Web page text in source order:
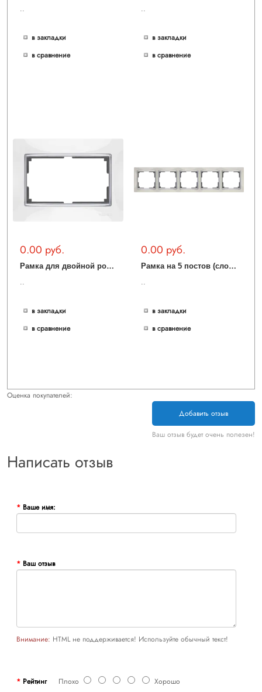
..
в закладки
в сравнение
..
в закладки
в сравнение
0.00 руб.
Р
амка для двойной розетки (белый) WL03-Frame-01-DBL-white
..
в закладки
в сравнение
0.00 руб.
Р
амка на 5 постов (слоновая кость) WL03-Frame-05-ivory
..
в закладки
в сравнение
Оценка покупателей:
Добавить отзыв
Ваш отзыв будет очень полезен!
Написать отзыв
Ваше имя:
Ваш отзыв
Внимание: HTML не поддерживается! Используйте обычный текст!
РейтингПлохо Хорошо